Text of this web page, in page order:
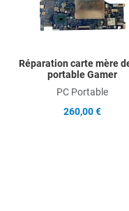
Réparation carte mère
portable Gamer
PC Portable
260,00 €